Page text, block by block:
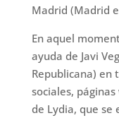
Madrid (Madrid
En aquel
ayuda de Javi
Republicana) en
sociales,
de Lydia, que se